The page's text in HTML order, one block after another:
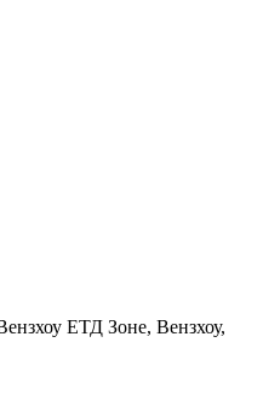
ЕТД Зоне, Вензхоу,